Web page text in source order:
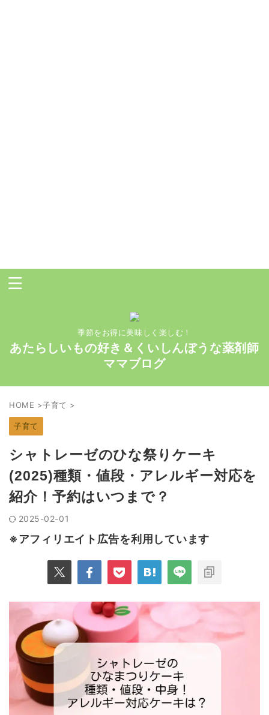
季節をお得に美味しく楽しむ！
あたらしいもの好き＆くいしんぼうな薬剤師
ママブログ
HOME >子育て >
子育て
シャトレーゼのひな祭りケーキ
(2025)種類・値段・アレルギー対応を
紹介！予約はいつまで？
2025-02-01
※アフィリエイト広告を利用しています